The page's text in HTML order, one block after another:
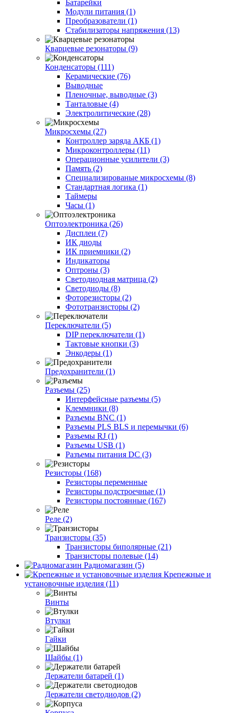
Батарейки
Модули питания (1)
Преобразователи (1)
Стабилизаторы напряжения (13)
Кварцевые резонаторы (9)
Конденсаторы (111)
Керамические (76)
Выводные
Пленочные, выводные (3)
Танталовые (4)
Электролитические (28)
Микросхемы (27)
Контроллер заряда АКБ (1)
Микроконтроллеры (11)
Операционные усилители (3)
Память (2)
Специализированые микросхемы (8)
Стандартная логика (1)
Таймеры
Часы (1)
Оптоэлектроника (26)
Дисплеи (7)
ИК диоды
ИК приемники (2)
Индикаторы
Оптроны (3)
Светодиодная матрица (2)
Светодиоды (8)
Фоторезисторы (2)
Фототранзисторы (2)
Переключатели (5)
DIP переключатели (1)
Тактовые кнопки (3)
Энкодеры (1)
Предохранители (1)
Разъемы (25)
Интерфейсные разъемы (5)
Клеммники (8)
Разъемы BNC (1)
Разъемы PLS BLS и перемычки (6)
Разъемы RJ (1)
Разъемы USB (1)
Разъемы питания DC (3)
Резисторы (168)
Резисторы переменные
Резисторы подстроечные (1)
Резисторы постоянные (167)
Реле (2)
Транзисторы (35)
Транзисторы биполярные (21)
Транзисторы полевые (14)
Радиомагазин (5)
Крепежные и
установочные изделия (11)
Винты
Втулки
Гайки
Шайбы (1)
Держатели батарей (1)
Держатели светодиодов (2)